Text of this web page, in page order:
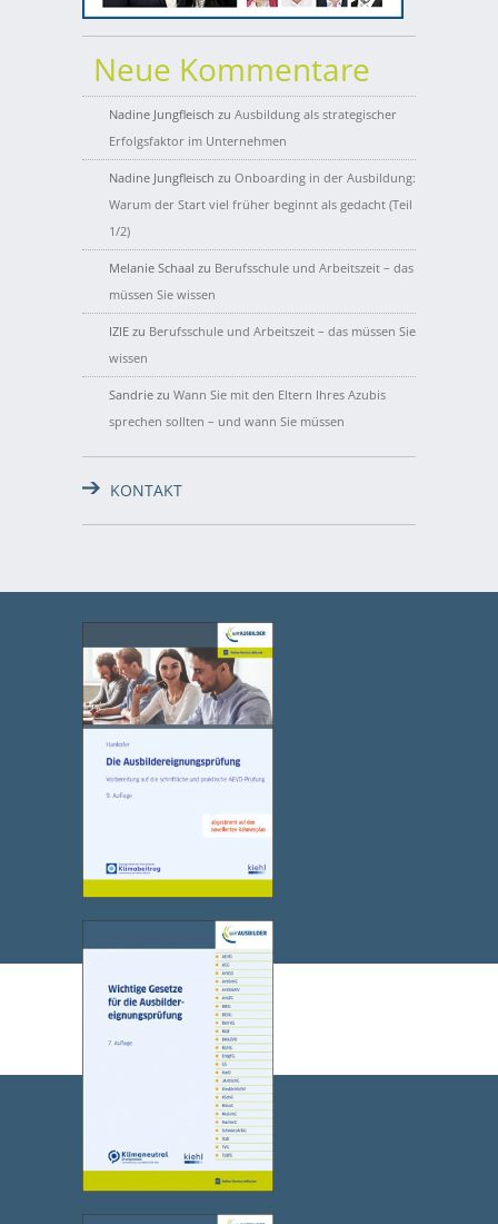
Neue Kommentare
Nadine Jungfleisch zu Ausbildung als strategischer
Erfolgsfaktor im Unternehmen
Nadine Jungfleisch zu Onboarding in der Ausbildung:
Warum der Start viel früher beginnt als gedacht (Teil
1/2)
Melanie Schaal zu Berufsschule und Arbeitszeit – das
müssen Sie wissen
IZIE zu Berufsschule und Arbeitszeit – das müssen Sie
wissen
Sandrie zu Wann Sie mit den Eltern Ihres Azubis
sprechen sollten – und wann Sie müssen
KONTAKT